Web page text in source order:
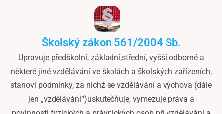
Školský zákon 561/2004 Sb.
Upravuje předškolní, základní,střední, vyšší odborné a
některé jiné vzdělávání ve školách a školských zařízeních,
stanoví podmínky, za nichž se vzdělávání a výchova (dále
jen „vzdělávání“)uskutečňuje, vymezuje práva a